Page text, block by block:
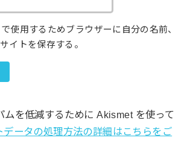
使用するためブラウザーに自分の名前、
イトを保存する。
ムを低減するために Akismet を使って
データの処理方法の詳細はこちらをご